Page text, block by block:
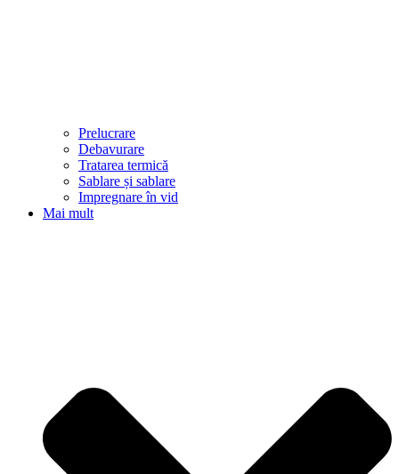
Prelucrare
Debavurare
Tratarea termică
Sablare și sablare
Impregnare în vid
Mai mult